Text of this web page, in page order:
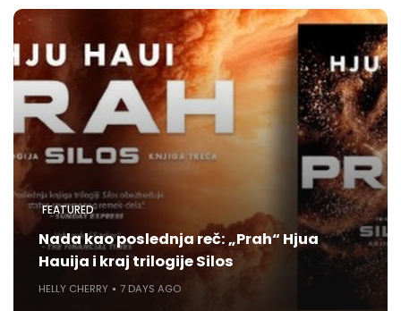
FEATURED
Nada kao poslednja reč: „Prah“ Hjua
Hauija i kraj trilogije Silos
HELLY CHERRY 7 DAYS AGO